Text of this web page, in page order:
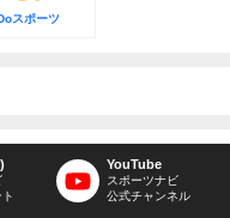
スポーツ
YouTube
スポーツナビ
公式チャンネル